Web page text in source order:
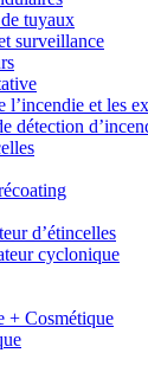
tuyaux
surveillance
l’incendie et les
détection
d’étincelles
cyclonique
+ Cosmétique